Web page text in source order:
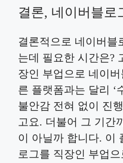
결론, 네이버블로
결론적으로 네이버블
는데 필요한 시간은?
장인 부업으로 네이
른 플랫폼과는 달리 ‘
불안감 전혀 없이 진
고요. 더불어 그 기간
이 아닐까 합니다. 이
로그를 직장인 부업